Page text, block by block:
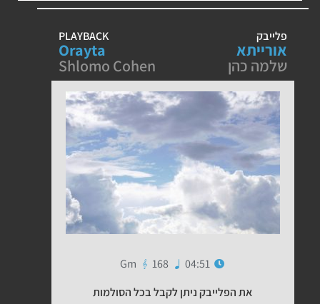
פלייבק
אורייתא
שלמה כהן
PLAYBACK
Orayta
Shlomo Cohen
04:51
168
Gm
את הפלייבק ניתן לקבל בכל הסולמות